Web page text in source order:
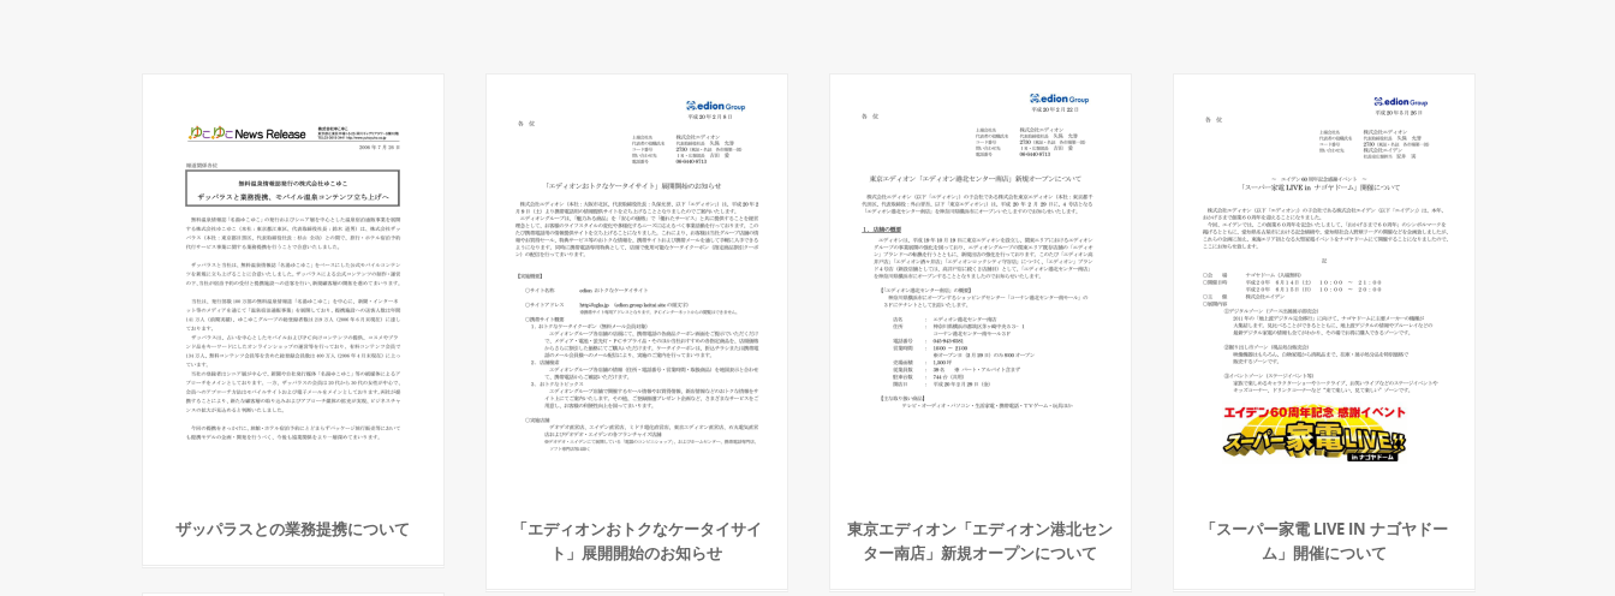
ザッパラスとの業務提携について
「エディオンおトクなケータイサイ
ト」展開開始のお知らせ
東京エディオン「エディオン港北セン
ター南店」新規オープンについて
「スーパー家電 LIVE IN ナゴヤドー
ム」開催について